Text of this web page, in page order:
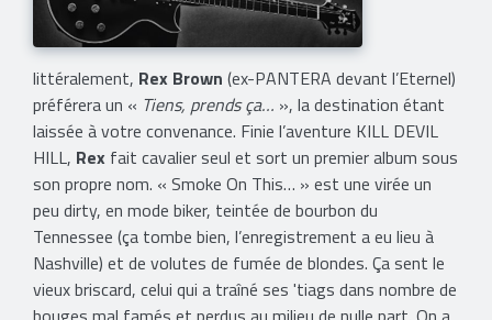
littéralement, Rex Brown (ex-PANTERA devant l’Eternel)
préférera un « Tiens, prends ça… », la destination étant
laissée à votre convenance. Finie l’aventure KILL DEVIL
HILL, Rex fait cavalier seul et sort un premier album sous
son propre nom. « Smoke On This… » est une virée un
peu dirty, en mode biker, teintée de bourbon du
Tennessee (ça tombe bien, l’enregistrement a eu lieu à
Nashville) et de volutes de fumée de blondes. Ça sent le
vieux briscard, celui qui a traîné ses 'tiags dans nombre de